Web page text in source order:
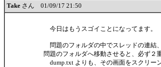
Take さん 01/09/17 21:50
今日はもうスゴイことになってます。
問題のフォルダの中でスレッドの連結
問題のフォルダへ移動させると、必ず２
dump.txt よりも、その画面をスクリー